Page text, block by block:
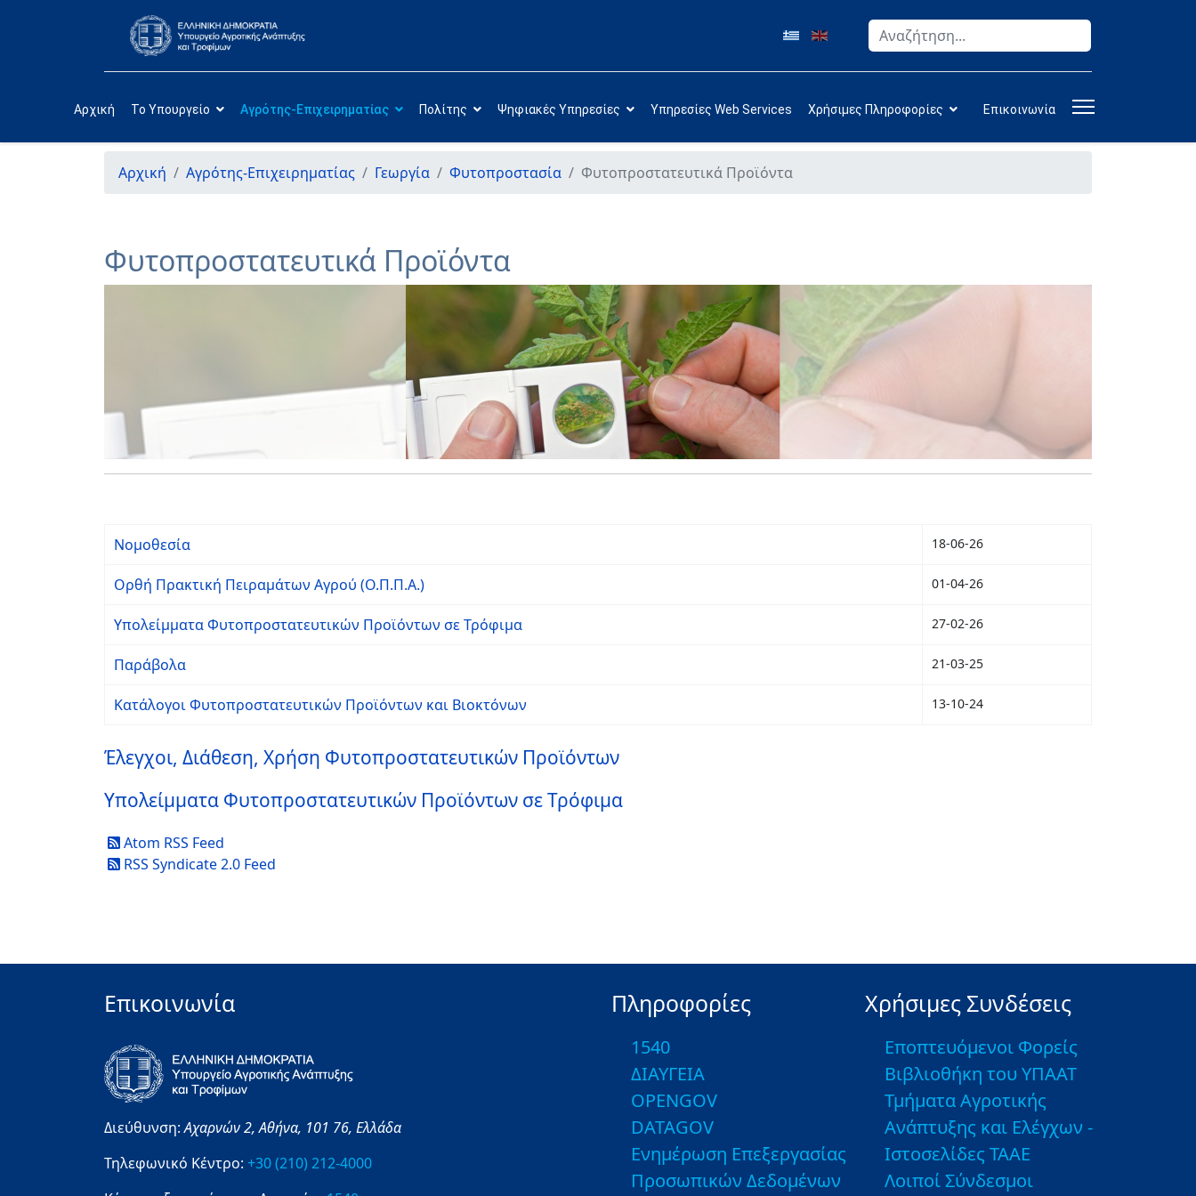
Αναζήτηση
Αρχική Το Υπουργείο Αγρότης-Επιχειρηματίας Πολίτης Ψηφιακές Υπηρεσίες Υπηρεσίες Web Services Χρήσιμες Πληροφορίες Επικοινωνία
Αρχική Αγρότης-Επιχειρηματίας Γεωργία Φυτοπροστασία Φυτοπροστατευτικά Προϊόντα
Φυτοπροστατευτικά Προϊόντα
Νομοθεσία 18-06-26
Ορθή Πρακτική Πειραμάτων Αγρού (Ο.Π.Π.Α.) 01-04-26
Υπολείμματα Φυτοπροστατευτικών Προϊόντων σε Τρόφιμα 27-02-26
Παράβολα 21-03-25
Κατάλογοι Φυτοπροστατευτικών Προϊόντων και Βιοκτόνων 13-10-24
Έλεγχοι, Διάθεση, Χρήση Φυτοπροστατευτικών Προϊόντων
Υπολείμματα Φυτοπροστατευτικών Προϊόντων σε Τρόφιμα
Atom RSS Feed
RSS Syndicate 2.0 Feed
Επικοινωνία
Διεύθυνση:Αχαρνών 2,Αθήνα, 101 76, Ελλάδα
Τηλεφωνικό Κέντρο: +30 (210) 212-4000
Πληροφορίες
1540
ΔΙΑΥΓΕΙΑ
OPENGOV
DATAGOV
Ενημέρωση Επεξεργασίας
Προσωπικών Δεδομένων
Χρήσιμες Συνδέσεις
Εποπτευόμενοι Φορείς
Βιβλιοθήκη του ΥΠΑΑΤ
Τμήματα Αγροτικής
Ανάπτυξης και Ελέγχων -
Ιστοσελίδες ΤΑΑΕ
Λοιποί Σύνδεσμοι